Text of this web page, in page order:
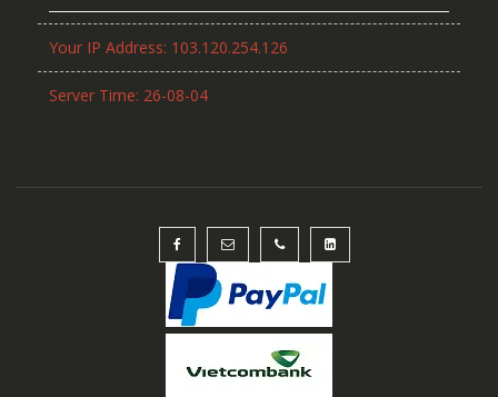
Your IP Address: 103.120.254.126
Server Time: 26-08-04